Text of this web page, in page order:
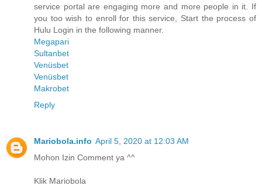
service portal are engaging more and more people in it. If
you too wish to enroll for this service, Start the process of
Hulu Login in the following manner.
Megapari
Sultanbet
Venüsbet
Venüsbet
Makrobet
Reply
Mariobola.info April 5, 2020 at 12:03 AM
Mohon Izin Comment ya ^^
Klik Mariobola